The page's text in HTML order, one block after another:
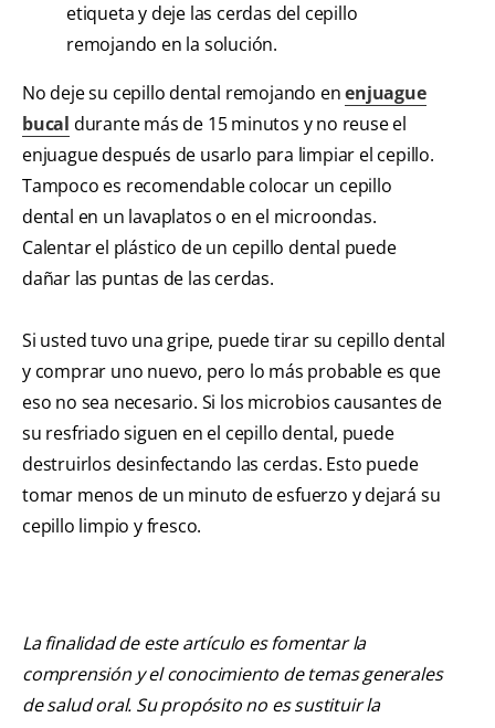
etiqueta y deje las cerdas del cepillo
remojando en la solución.
No deje su cepillo dental remojando enenjuague
bucal durante más de 15 minutos y no reuse el
enjuague después de usarlo para limpiar el cepillo.
Tampoco es recomendable colocar un cepillo
dental en un lavaplatos o en el microondas.
Calentar el plástico de un cepillo dental puede
dañar las puntas de las cerdas.
Si usted tuvo una gripe, puede tirar su cepillo dental
y comprar uno nuevo, pero lo más probable es que
eso no sea necesario. Si los microbios causantes de
su resfriado siguen en el cepillo dental, puede
destruirlos desinfectando las cerdas. Esto puede
tomar menos de un minuto de esfuerzo y dejará su
cepillo limpio y fresco.
La finalidad de este artículo es fomentar la
comprensión y el conocimiento de temas generales
de salud oral. Su propósito no es sustituir la